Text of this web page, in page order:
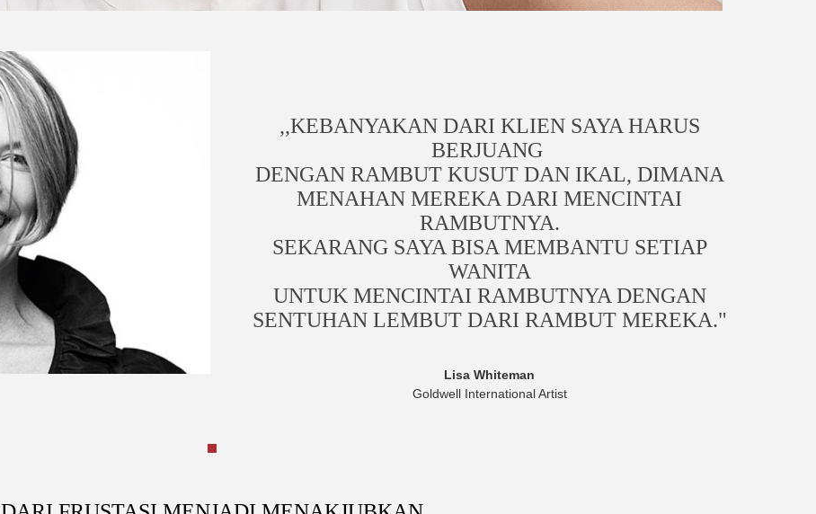
,,KEBANYAKAN DARI KLIEN SAYA HARUS
BERJUANG
DENGAN RAMBUT KUSUT DAN IKAL, DIMANA
MENAHAN MEREKA DARI MENCINTAI
RAMBUTNYA.
SEKARANG SAYA BISA MEMBANTU SETIAP
WANITA
UNTUK MENCINTAI RAMBUTNYA DENGAN
SENTUHAN LEMBUT DARI RAMBUT MEREKA."
Lisa Whiteman
Goldwell International Artist